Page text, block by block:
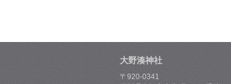
大野湊神社
〒920-0341